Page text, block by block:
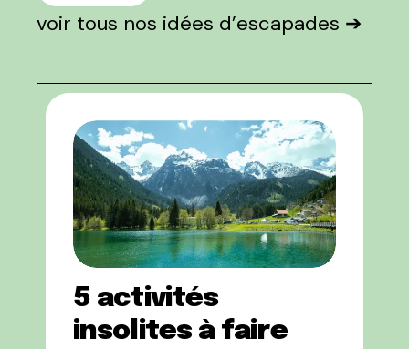
voir tous nos idées d’escapades ➔
5 activités
insolites à faire